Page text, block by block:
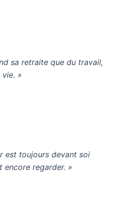
sa retraite que du travail,
»
est toujours devant soi
encore regarder. »